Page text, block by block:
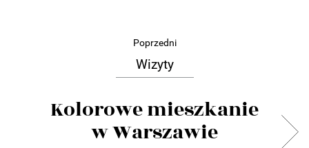
Poprzedni
Wizyty
Kolorowe mieszkanie
w Warszawie